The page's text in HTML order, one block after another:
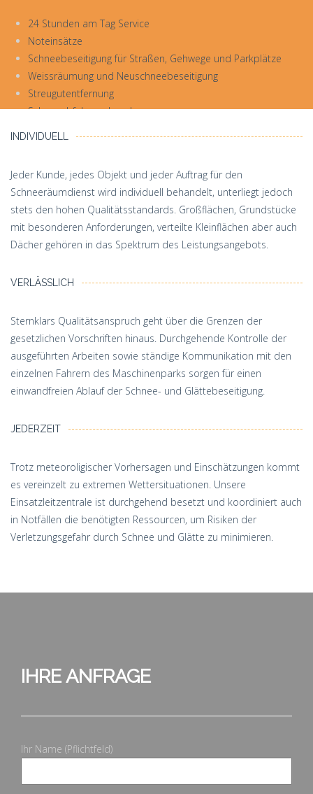
24 Stunden am Tag Service
Noteinsätze
Schneebeseitigung für Straßen, Gehwege und Parkplätze
Weissräumung und Neuschneebeseitigung
Streugutentfernung
Schneeabfuhr und -verlagerung
INDIVIDUELL
Jeder Kunde, jedes Objekt und jeder Auftrag für den
Schneeräumdienst wird individuell behandelt, unterliegt jedoch
stets den hohen Qualitätsstandards. Großflächen, Grundstücke
mit besonderen Anforderungen, verteilte Kleinflächen aber auch
Dächer gehören in das Spektrum des Leistungsangebots.
VERLÄSSLICH
Sternklars Qualitätsanspruch geht über die Grenzen der
gesetzlichen Vorschriften hinaus. Durchgehende Kontrolle der
ausgeführten Arbeiten sowie ständige Kommunikation mit den
einzelnen Fahrern des Maschinenparks sorgen für einen
einwandfreien Ablauf der Schnee- und Glättebeseitigung.
JEDERZEIT
Trotz meteoroligischer Vorhersagen und Einschätzungen kommt
es vereinzelt zu extremen Wettersituationen. Unsere
Einsatzleitzentrale ist durchgehend besetzt und koordiniert auch
in Notfällen die benötigten Ressourcen, um Risiken der
Verletzungsgefahr durch Schnee und Glätte zu minimieren.
IHRE ANFRAGE
Ihr Name (Pflichtfeld)